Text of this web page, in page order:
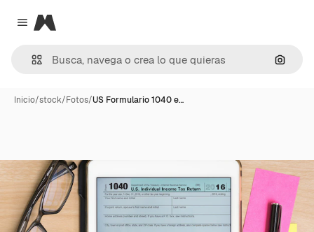
Close menu
Magnific
Inicio/stock/Fotos/US Formulario 1040 e…